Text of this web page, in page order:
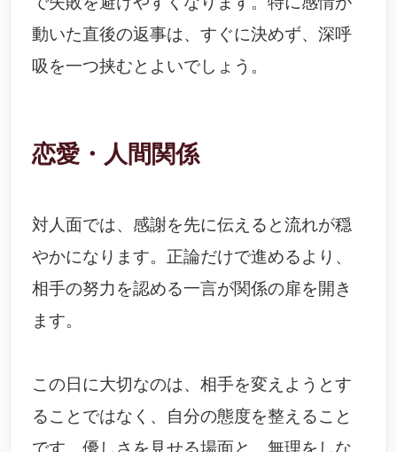
動いた直後の返事は、すぐに決めず、深呼
吸を一つ挟むとよいでしょう。
恋愛・人間関係
対人面では、感謝を先に伝えると流れが穏
やかになります。正論だけで進めるより、
相手の努力を認める一言が関係の扉を開き
ます。
この日に大切なのは、相手を変えようとす
ることではなく、自分の態度を整えること
です。優しさを見せる場面と、無理をしな